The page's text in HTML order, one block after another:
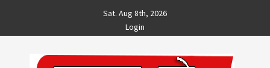
content
Sat. Aug 8th, 2026
Login